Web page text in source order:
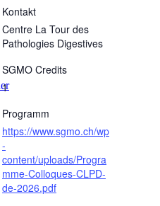
Kontakt
Centre La Tour des
Pathologies Digestives
SGMO Credits
1
Programm
https://www.sgmo.ch/wp
-
content/uploads/Progra
mme-Colloques-CLPD-
de-2026.pdf